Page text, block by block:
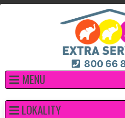
800 66
MENU
LOKALITY